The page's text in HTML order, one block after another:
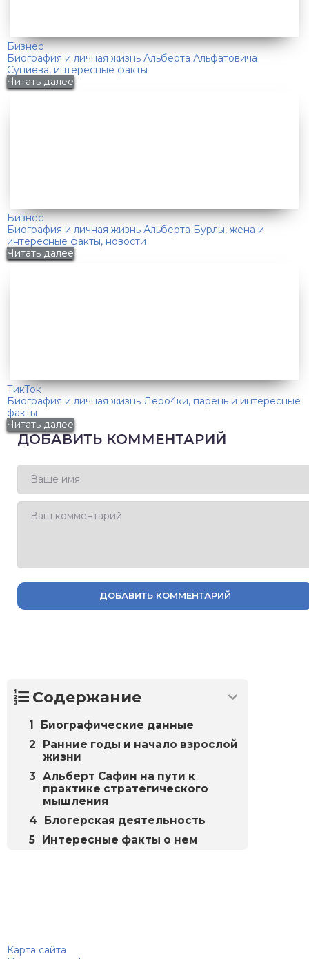
Бизнес
Биография и личная жизнь Альберта Альфатовича
Суниева, интересные факты
Читать далее
Бизнес
Биография и личная жизнь Альберта Бурлы, жена и
интересные факты, новости
Читать далее
ТикТок
Биография и личная жизнь Леро4ки, парень и интересные
факты
Читать далее
ДОБАВИТЬ КОММЕНТАРИЙ
ДОБАВИТЬ КОММЕНТАРИЙ
Содержание
Биографические данные
Ранние годы и начало взрослой
жизни
Альберт Сафин на пути к
практике стратегического
мышления
Блогерская деятельность
Интересные факты о нем
Карта сайта